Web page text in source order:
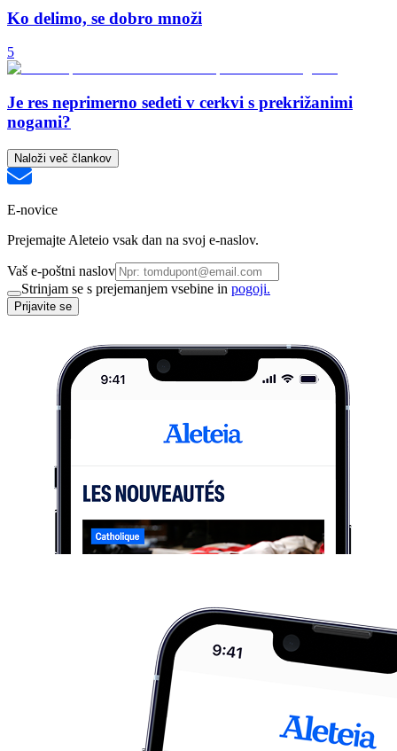
Ko delimo, se dobro množi
5
Je res neprimerno sedeti v cerkvi s prekrižanimi
nogami?
Naloži več člankov
E-novice
Prejemajte Aleteio vsak dan na svoj e-naslov.
Vaš e-poštni naslov
Strinjam se s prejemanjem vsebine in pogoji.
Prijavite se